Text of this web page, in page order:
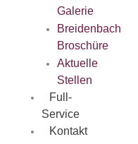
Galerie
Breidenbach
Broschüre
Aktuelle
Stellen
Full-
Service
Kontakt